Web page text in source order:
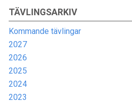
TÄVLINGSARKIV
Kommande tävlingar
2027
2026
2025
2024
2023